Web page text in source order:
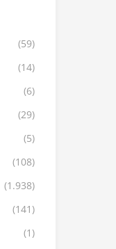
(59)
(14)
(6)
(29)
(5)
(108)
(1.938)
(141)
(1)